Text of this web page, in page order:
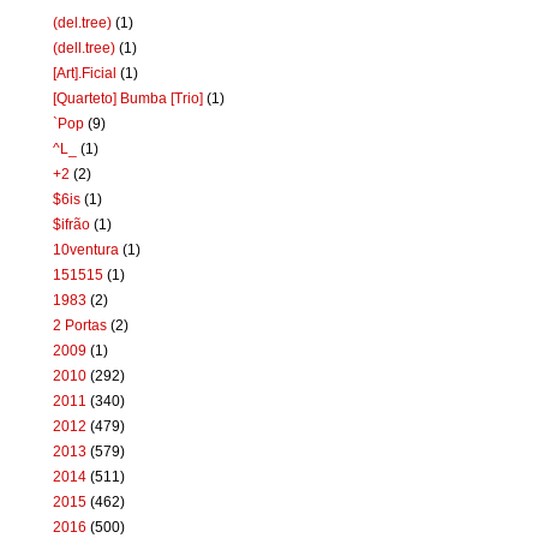
(del.tree) (1)
(dell.tree) (1)
[Art].Ficial (1)
[Quarteto] Bumba [Trio] (1)
`Pop (9)
^L_
(1)
+2 (2)
$6is (1)
$ifrão (1)
10ventura (1)
151515 (1)
1983 (2)
2 Portas (2)
2009 (1)
2010 (292)
2011 (340)
2012 (479)
2013 (579)
2014 (511)
2015 (462)
2016 (500)